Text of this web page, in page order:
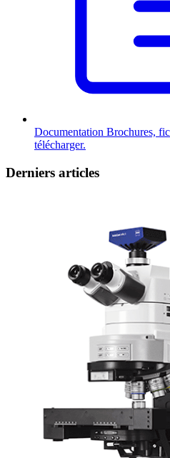
Documentation Brochures,
télécharger.
Derniers articles